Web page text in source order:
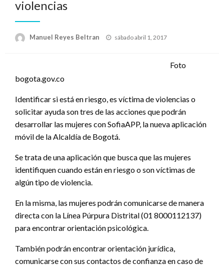
violencias
Manuel Reyes Beltran
Publicado
sábado abril 1, 2017
Foto
bogota.gov.co
Identificar si está en riesgo, es víctima de violencias o
solicitar ayuda son tres de las acciones que podrán
desarrollar las mujeres con SofiaAPP, la nueva aplicación
móvil de la Alcaldía de Bogotá.
Se trata de una aplicación que busca que las mujeres
identifiquen cuando están en riesgo o son víctimas de
algún tipo de violencia.
En la misma, las mujeres podrán comunicarse de manera
directa con la Línea Púrpura Distrital (01 8000112137)
para encontrar orientación psicológica.
También podrán encontrar orientación jurídica,
comunicarse con sus contactos de confianza en caso de